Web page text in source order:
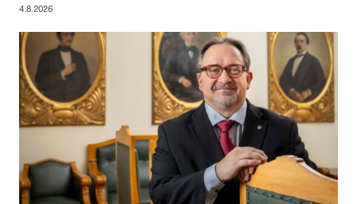
4.8.2026